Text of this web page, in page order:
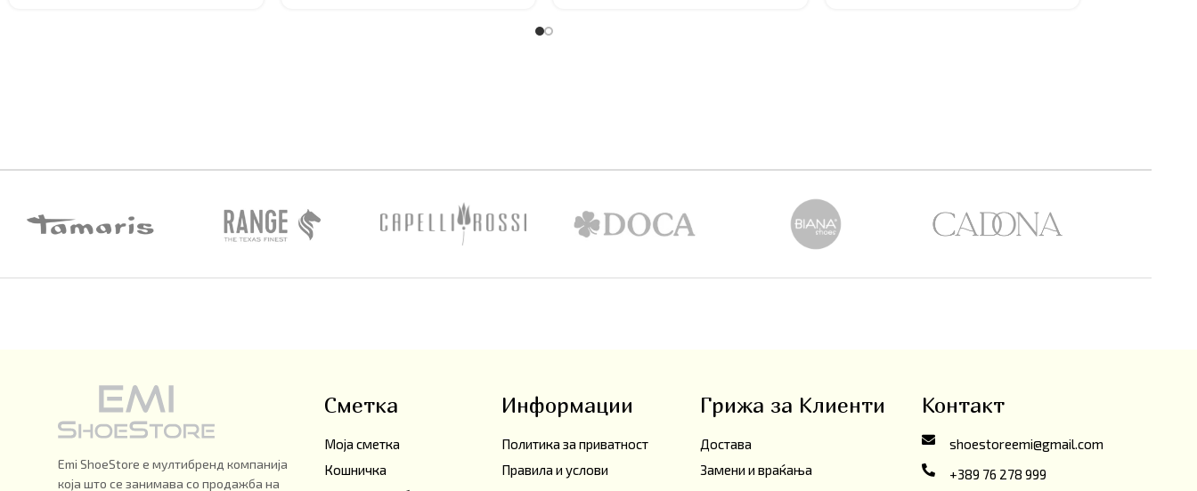
Emi ShoeStore е мултибренд компанија
која што се занимава со продажба на
Сметка
Моја сметка
Кошничка
Информации
Политика за приватност
Правила и услови
Грижа за Клиенти
Достава
Замени и враќања
Контакт
shoestoreemi@gmail.com
+389 76 278 999